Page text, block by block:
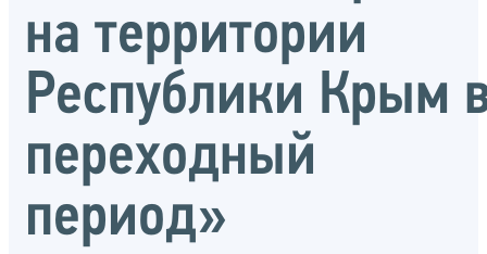
на территории
Республики Крым
переходный
период»